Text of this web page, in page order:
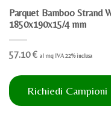
Parquet Bamboo Strand
1850x190x15/4 mm
57.10€ al mq IVA 22% inclusa
Richiedi Campioni